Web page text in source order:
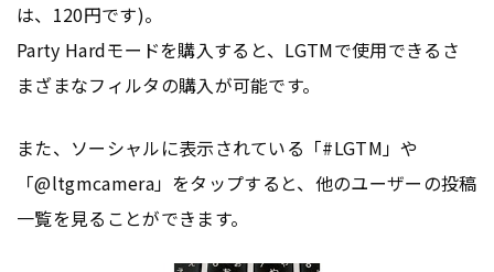
は、120円です)。
Party Hardモードを購入すると、LGTMで使用できるさ
まざまなフィルタの購入が可能です。
また、ソーシャルに表示されている「#LGTM」や
「@ltgmcamera」をタップすると、他のユーザーの投稿
一覧を見ることができます。